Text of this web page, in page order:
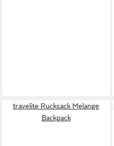
travelite Rucksack Melange
Backpack